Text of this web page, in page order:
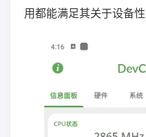
用都能满足其关于设备